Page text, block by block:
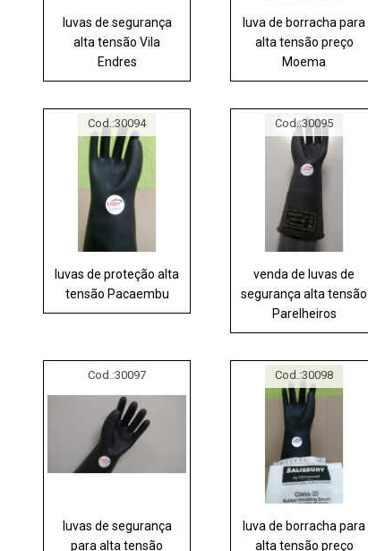
luvas de segurança
alta tensão Vila
Endres
luva de borracha para
alta tensão preço
Moema
Cod.:30094
luvas de proteção alta
tensão Pacaembu
Cod.:30095
venda de luvas de
segurança alta tensão
Parelheiros
Cod.:30097
luvas de segurança
para alta tensão
Cod.:30098
luva de borracha para
alta tensão preço